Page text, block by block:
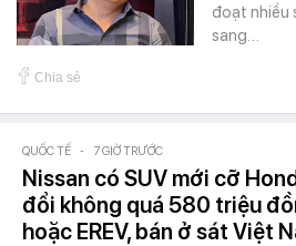
đoạt nhiều
sang…
Chia sẻ
QUỐC TẾ - 7 GIỜ TRƯỚC
Nissan có SUV mới cỡ
đổi không quá 580 triệu
hoặc EREV, bán ở sát Việt